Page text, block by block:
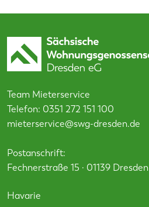
Team Mieterservice
Telefon: 0351 272 151 100
mieterservice@swg-dresden.de
Postanschrift:
Fechnerstraße 15 · 01139 Dresden
Havarie